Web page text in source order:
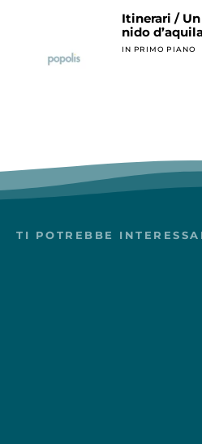
Itinerari /
nido
IN PRIMO PIANO
TI POTREBBE